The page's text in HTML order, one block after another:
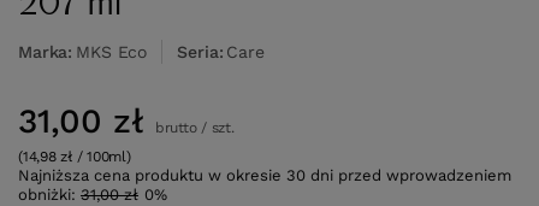
Marka MKS Eco Seria Care
31,00 zł brutto/ szt.
(14,98 zł / 100ml)
Najniższa cena produktu w okresie 30 dni przed wprowadzeniem
obniżki: 31,00 zł 0%